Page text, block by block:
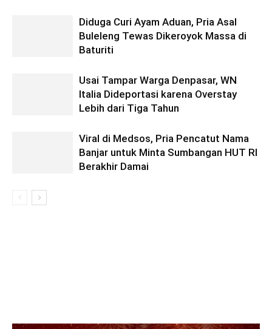
Diduga Curi Ayam Aduan, Pria Asal
Buleleng Tewas Dikeroyok Massa di
Baturiti
Usai Tampar Warga Denpasar, WN
Italia Dideportasi karena Overstay
Lebih dari Tiga Tahun
Viral di Medsos, Pria Pencatut Nama
Banjar untuk Minta Sumbangan HUT RI
Berakhir Damai